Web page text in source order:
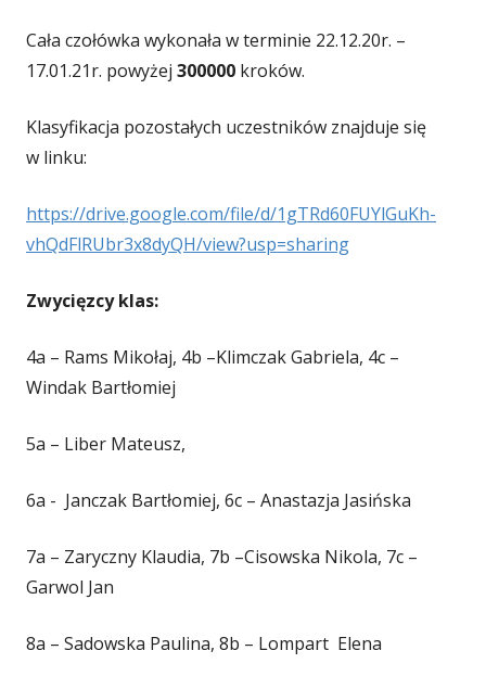
Cała czołówka wykonała w terminie 22.12.20r. –
17.01.21r. powyżej 300000 kroków.
Klasyfikacja pozostałych uczestników znajduje się
w linku:
https://drive.google.com/file/d/1gTRd60FUYlGuKh-
vhQdFlRUbr3x8dyQH/view?usp=sharing
Zwycięzcy klas:
4a – Rams Mikołaj, 4b –Klimczak Gabriela, 4c –
Windak Bartłomiej
5a – Liber Mateusz,
6a - Janczak Bartłomiej, 6c – Anastazja Jasińska
7a – Zaryczny Klaudia, 7b –Cisowska Nikola, 7c –
Garwol Jan
8a – Sadowska Paulina, 8b – Lompart Elena